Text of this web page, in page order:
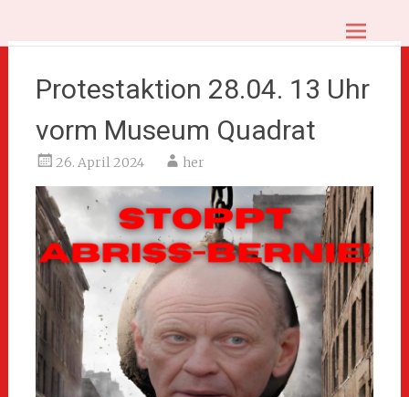
BOT.Sozial – Bottroper Sozialistinnen
Protestaktion 28.04. 13 Uhr
vorm Museum Quadrat
26. April 2024 her